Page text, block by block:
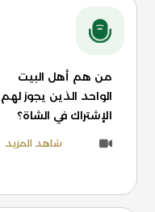
من هم أهل البيت
الواحد الذين يجوز لهم
الإشتراك في الشاة؟
شاهد المزيد